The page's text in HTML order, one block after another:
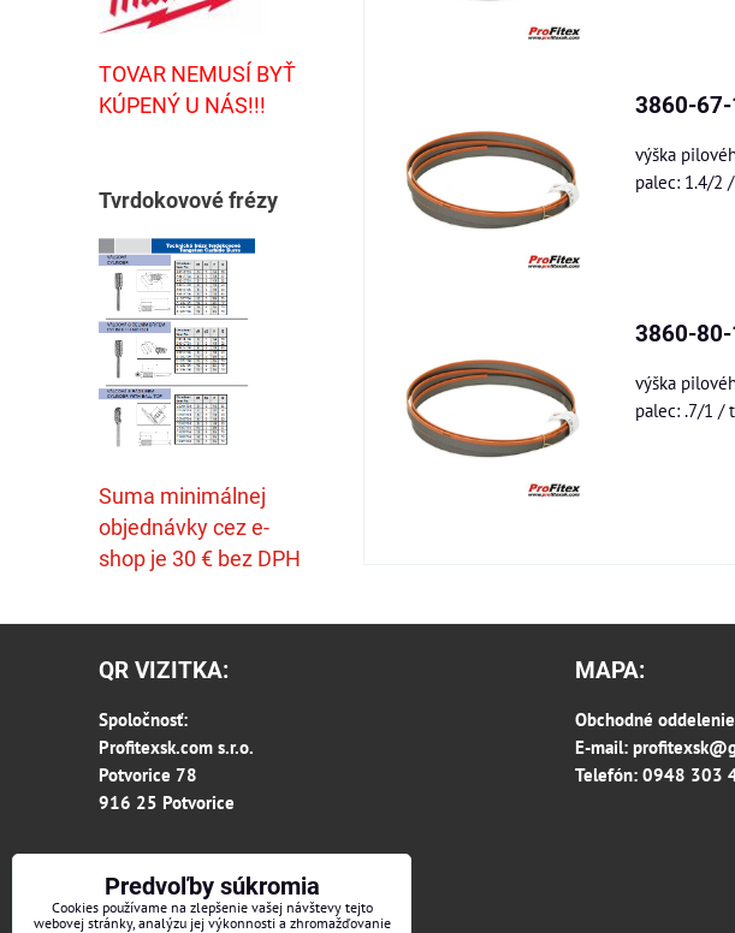
3860-
výška
palec: 1.4/2
3860-
výška
palec: .7/1 /
TOVAR NEMUSÍ BYŤ
KÚPENÝ U NÁS!!!
Tvrdokovové frézy
Suma minimálnej
objednávky cez e-
shop je 30 € bez DPH
QR VIZITKA:
Spoločnosť:
Profitexsk.com s.r.o.
Potvorice 78
916 25 Potvorice
MAPA:
Obchodné
E-mail:
Telefón: 0948 303
Predvoľby súkromia
Cookies používame na zlepšenie vašej návštevy tejto
webovej stránky, analýzu jej výkonnosti a zhromažďovanie